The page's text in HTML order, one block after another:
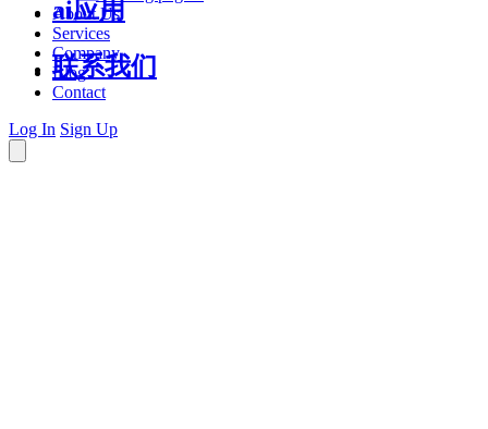
ai应用
联系我们
About Us
Services
Company
Blog
Contact
Log In Sign Up